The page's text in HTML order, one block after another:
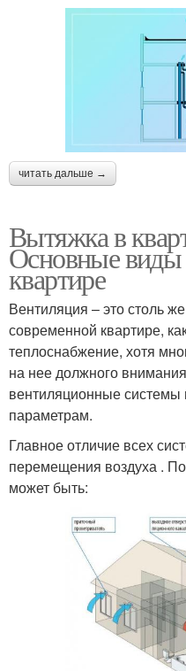
читать дальше →
Вытяжка в
Основные виды
квартире
Вентиляция – это столь
современной квартире,
теплоснабжение, хотя
на нее должного
вентиляционные
параметрам.
Главное отличие всех
перемещения воздуха .
может быть: